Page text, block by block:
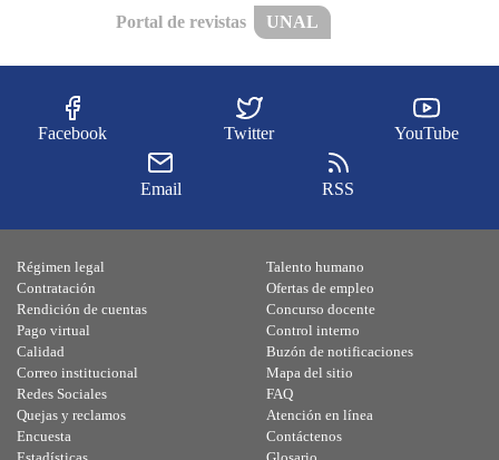
Portal de revistas UNAL
Facebook Twitter YouTube
Email RSS
Régimen legal
Contratación
Rendición de cuentas
Pago virtual
Calidad
Talento humano
Ofertas de empleo
Concurso docente
Control interno
Buzón de notificaciones
Correo institucional
Redes Sociales
Quejas y reclamos
Encuesta
Mapa del sitio
FAQ
Atención en línea
Contáctenos